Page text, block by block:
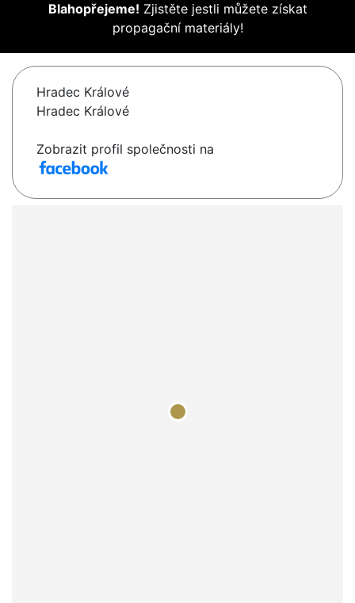
Blahopřejeme! Zjistěte jestli můžete získat
propagační materiály!
Hradec Králové
Hradec Králové
Zobrazit profil společnosti na